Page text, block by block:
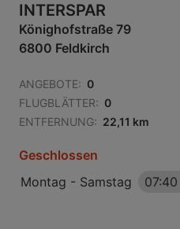
INTERSPAR
Könighofstraße 79
6800 Feldkirch
ANGEBOTE: 0
FLUGBLÄTTER: 0
ENTFERNUNG: 22,11 km
Geschlossen
Montag - Samstag
07:40